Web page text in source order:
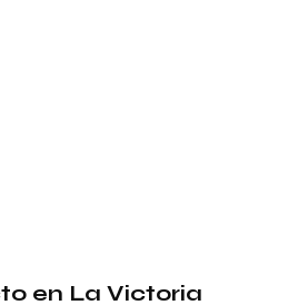
en La Victoria